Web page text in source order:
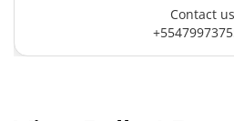
Contact